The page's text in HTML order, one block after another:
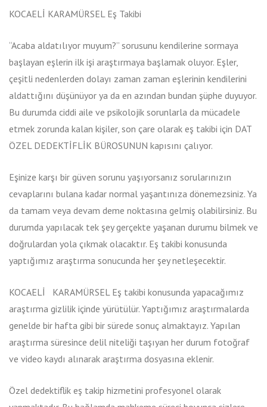
KOCAELİ KARAMÜRSEL Eş Takibi
“Acaba aldatılıyor muyum?” sorusunu kendilerine sormaya
başlayan eşlerin ilk işi araştırmaya başlamak oluyor. Eşler,
çeşitli nedenlerden dolayı zaman zaman eşlerinin kendilerini
aldattığını düşünüyor ya da en azından bundan şüphe duyuyor.
Bu durumda ciddi aile ve psikolojik sorunlarla da mücadele
etmek zorunda kalan kişiler, son çare olarak eş takibi için DAT
ÖZEL DEDEKTİFLİK BÜROSUNUN kapısını çalıyor.
Eşinize karşı bir güven sorunu yaşıyorsanız sorularınızın
cevaplarını bulana kadar normal yaşantınıza dönemezsiniz. Ya
da tamam veya devam deme noktasına gelmiş olabilirsiniz. Bu
durumda yapılacak tek şey gerçekte yaşanan durumu bilmek ve
doğrulardan yola çıkmak olacaktır. Eş takibi konusunda
yaptığımız araştırma sonucunda her şey netleşecektir.
KOCAELİ KARAMÜRSEL Eş takibi konusunda yapacağımız
araştırma gizlilik içinde yürütülür. Yaptığımız araştırmalarda
genelde bir hafta gibi bir sürede sonuç almaktayız. Yapılan
araştırma süresince delil niteliği taşıyan her durum fotoğraf
ve video kaydı alınarak araştırma dosyasına eklenir.
Özel dedektiflik eş takip hizmetini profesyonel olarak